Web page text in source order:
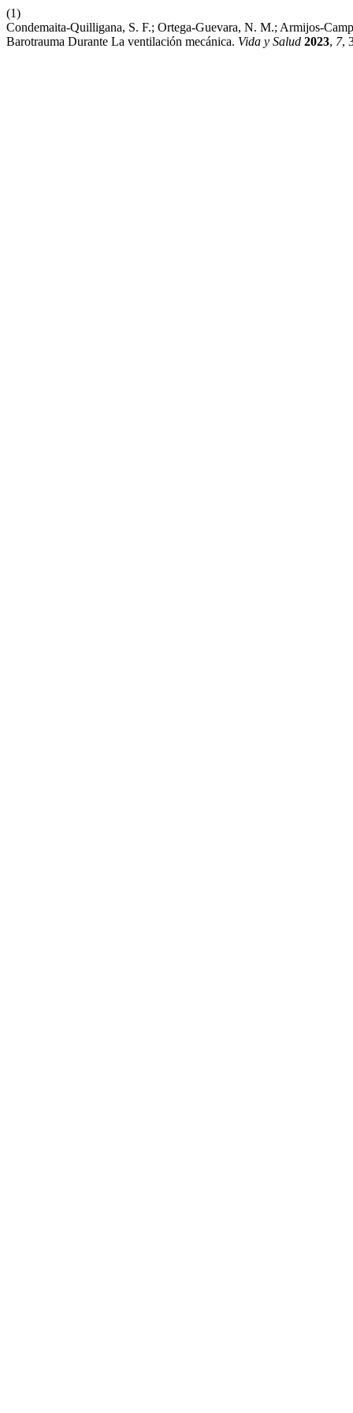
(1)
Condemaita-Quilligana, S. F.; Ortega-Guevara, N. M.; Armijos-
Barotrauma Durante La ventilación mecánica. Vida y Salud 2023, 7,